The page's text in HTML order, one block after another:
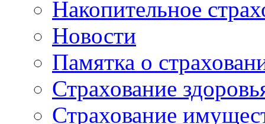
Накопительное
Новости
Памятка о
Страхование
Страхование